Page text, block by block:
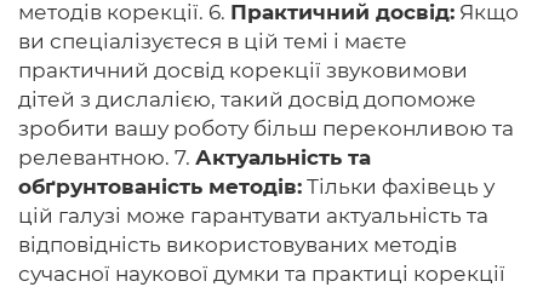
методів корекції. 6. Практичний досвід: Якщо
ви спеціалізуєтеся в цій темі і маєте
практичний досвід корекції звуковимови
дітей з дислалією, такий досвід допоможе
зробити вашу роботу більш переконливою та
релевантною. 7. Актуальність та
обґрунтованість методів: Тільки фахівець у
цій галузі може гарантувати актуальність та
відповідність використовуваних методів
сучасної наукової думки та практиці корекції